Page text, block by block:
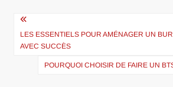
Navigation
de
l’article
LES ESSENTIELS POUR AMÉNAGER UN
AVEC SUCCÈS
POURQUOI CHOISIR DE FAIRE UN